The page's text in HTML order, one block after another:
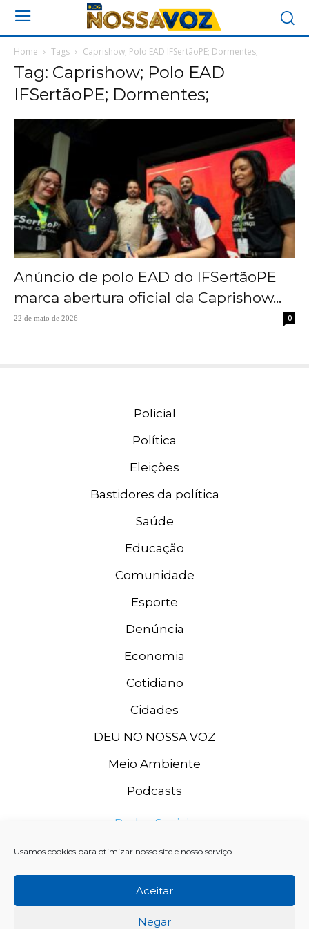
Usamos cookies para otimizar nosso site e nosso serviço.
Aceitar
Negar
Home Tags Caprishow; Polo EAD IFSertãoPE; Dormentes;
Tag: Caprishow; Polo EAD
IFSertãoPE; Dormentes;
Anúncio de polo EAD do IFSertãoPE
marca abertura oficial da Caprishow...
22 de maio de 2026 0
Policial
Política
Eleições
Bastidores da política
Saúde
Educação
Comunidade
Esporte
Denúncia
Economia
Cotidiano
Cidades
DEU NO NOSSA VOZ
Meio Ambiente
Podcasts
Redes Sociais